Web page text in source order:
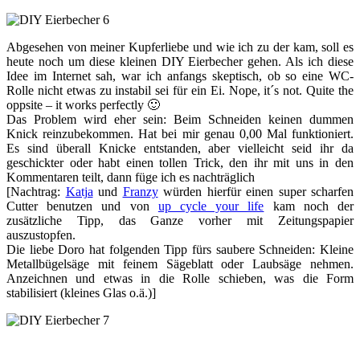
Abgesehen von meiner Kupferliebe und wie ich zu der kam, soll es
heute noch um diese kleinen DIY Eierbecher gehen. Als ich diese
Idee im Internet sah, war ich anfangs skeptisch, ob so eine WC-
Rolle nicht etwas zu instabil sei für ein Ei. Nope, it´s not. Quite the
oppsite – it works perfectly 🙂
Das Problem wird eher sein: Beim Schneiden keinen dummen
Knick reinzubekommen. Hat bei mir genau 0,00 Mal funktioniert.
Es sind überall Knicke entstanden, aber vielleicht seid ihr da
geschickter oder habt einen tollen Trick, den ihr mit uns in den
Kommentaren teilt, dann füge ich es nachträglich
[Nachtrag: Katja und Franzywürden hierfür einen super scharfen
Cutter benutzen und von up cycle your life kam noch der
zusätzliche Tipp, das Ganze vorher mit Zeitungspapier
auszustopfen.
Die liebe Doro hat folgenden Tipp fürs saubere Schneiden: Kleine
Metallbügelsäge mit feinem Sägeblatt oder Laubsäge nehmen.
Anzeichnen und etwas in die Rolle schieben, was die Form
stabilisiert (kleines Glas o.ä.)]